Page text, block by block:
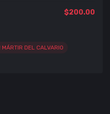
$200.00
MÁRTIR DEL CALVARIO